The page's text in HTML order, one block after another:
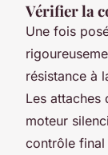
Vérifier la
Une fois
résistance à
Les attaches
moteur
contrôle final